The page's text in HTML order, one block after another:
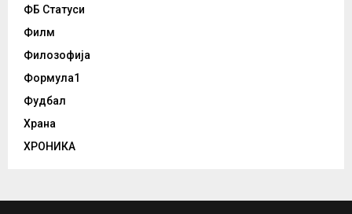
ФБ Статуси
Филм
Филозофија
Формула1
Фудбал
Храна
ХРОНИКА